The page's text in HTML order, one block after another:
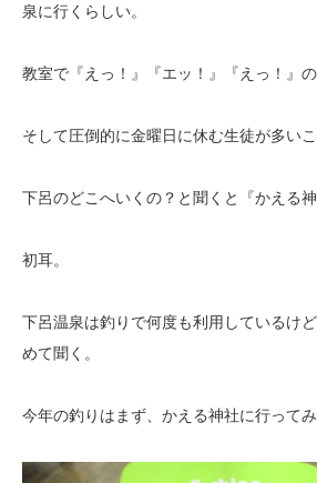
泉に行くらしい。
教室で『えっ！』『エッ！』『えっ！』の
そして圧倒的に金曜日に休む生徒が多い
下呂のどこへいくの？と聞くと『かえる神
初耳。
下呂温泉は釣りで何度も利用しているけ
めて聞く。
今年の釣りはまず、かえる神社に行ってみ